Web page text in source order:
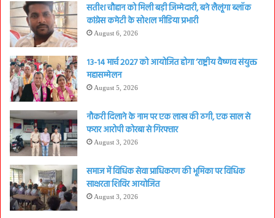
सतीश चौहान को मिली बड़ी जिम्मेदारी, बने लैलूंगा ब्लॉक
कांग्रेस कमेटी के सोशल मीडिया प्रभारी
August 6, 2026
13-14 मार्च 2027 को आयोजित होगा ‘राष्ट्रीय वैष्णव संयुक्त
महासम्मेलन
August 5, 2026
नौकरी दिलाने के नाम पर एक लाख की ठगी, एक साल से
फरार आरोपी कोरबा से गिरफ्तार
August 3, 2026
समाज में विधिक सेवा प्राधिकरण की भूमिका पर विधिक
साक्षरता शिविर आयोजित
August 3, 2026